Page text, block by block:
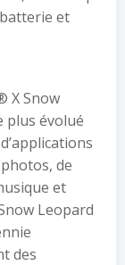
et
X Snow
plus évolué
de
et
Leopard
des